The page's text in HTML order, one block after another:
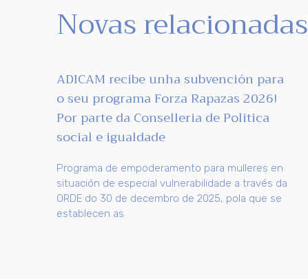
Novas relacionadas
ADICAM recibe unha subvención para
o seu programa Forza Rapazas 2026!
Por parte da Conselleria de Politica
social e igualdade
Programa de empoderamento para mulleres en
situación de especial vulnerabilidade a través da
ORDE do 30 de decembro de 2025, pola que se
establecen as